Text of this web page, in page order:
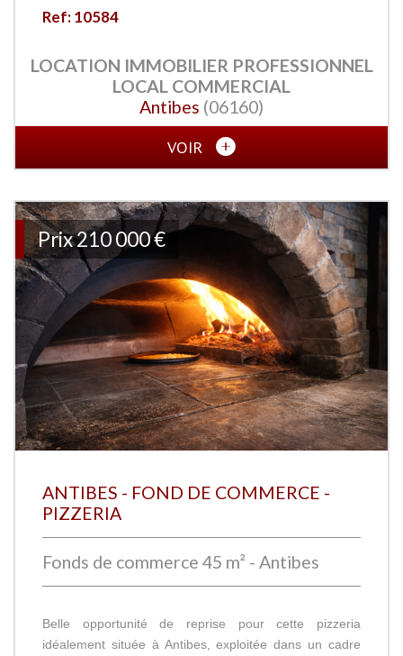
Ref: 10584
LOCATION IMMOBILIER PROFESSIONNEL
LOCAL COMMERCIAL
Antibes (06160)
VOIR
Prix210 000 €
ANTIBES - FOND DE COMMERCE -
PIZZERIA
Fonds de commerce 45 m² - Antibes
Belle opportunité de reprise pour cette pizzeria
idéalement située à Antibes, exploitée dans un cadre